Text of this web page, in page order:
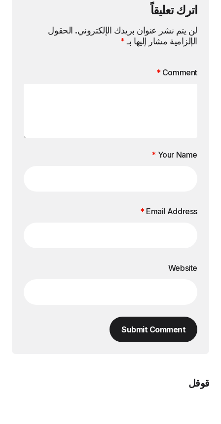
اترك تعليقاً
لن يتم نشر عنوان بريدك الإلكتروني. الحقول
الإلزامية مشار إليها بـ *
Comment
*
Your Name
*
Email Address
*
Website
Submit Comment
قوقل